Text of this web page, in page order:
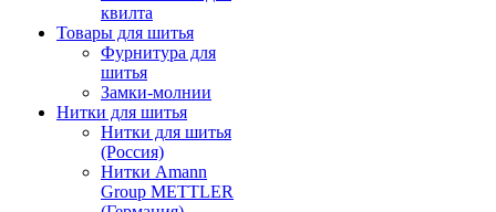
квилта
Товары для шитья
Фурнитура для
шитья
Замки-молнии
Нитки для шитья
Нитки для шитья
(Россия)
Нитки Amann
Group METTLER